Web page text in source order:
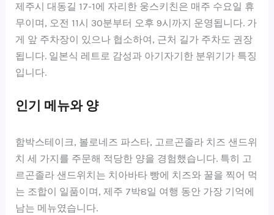
제주시 대동길 17-1에 자리한 웅스키친은 매주 수요일 휴
무이며, 오전 11시 30분부터 오후 9시까지 운영됩니다. 가
게 앞 주차장이 있으나 협소하여, 근처 길가 주차도 권장
됩니다. 일본식 레트로 감성과 아기자기한 분위기가 특징
입니다.
인기 메뉴와 양
함박스테이크, 볼로네즈 파스타, 고르곤졸라 치즈 샌드위
치 세 가지를 주문해 적당한 양을 경험했습니다. 특히 고
르곤졸라 샌드위치는 치아바타 빵에 치즈와 꿀을 찍어 먹
는 조합이 일품이며, 제주 7박8일 여행 동안 가장 기억에
남는 메뉴였습니다.